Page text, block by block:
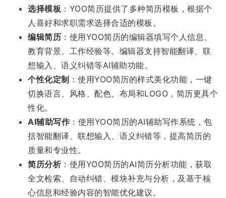
选择模板 ：YOO简历提供了多种简历模板，根据个
人喜好和求职需求选择合适的模板。
编辑简历 ：使用YOO简历的编辑器填写个人信息、
教育背景、工作经验等。编辑器支持智能翻译、联
想输入、语义纠错等AI辅助功能。
个性化定制 ：使用YOO简历的样式美化功能，一键
切换语言、风格、配色、布局和LOGO，简历更具个
性化。
AI辅助写作 ：使用YOO简历的AI辅助写作系统，包
括智能翻译、联想输入、语义纠错等，提高简历的
质量和专业性。
简历分析：使用YOO简历的AI简历分析功能，获取
全文检索、自动纠错、模块补充与分析，及基于核
心信息和经验内容的智能优化建议。